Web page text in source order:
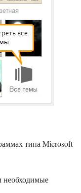
типа Microsoft
необходимые